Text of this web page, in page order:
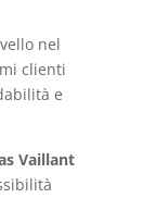
nel
clienti
e
Vaillant